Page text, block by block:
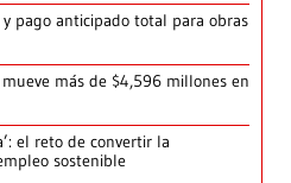
pago anticipado total para obras
más de $4,596 millones en
el reto de convertir la
sostenible